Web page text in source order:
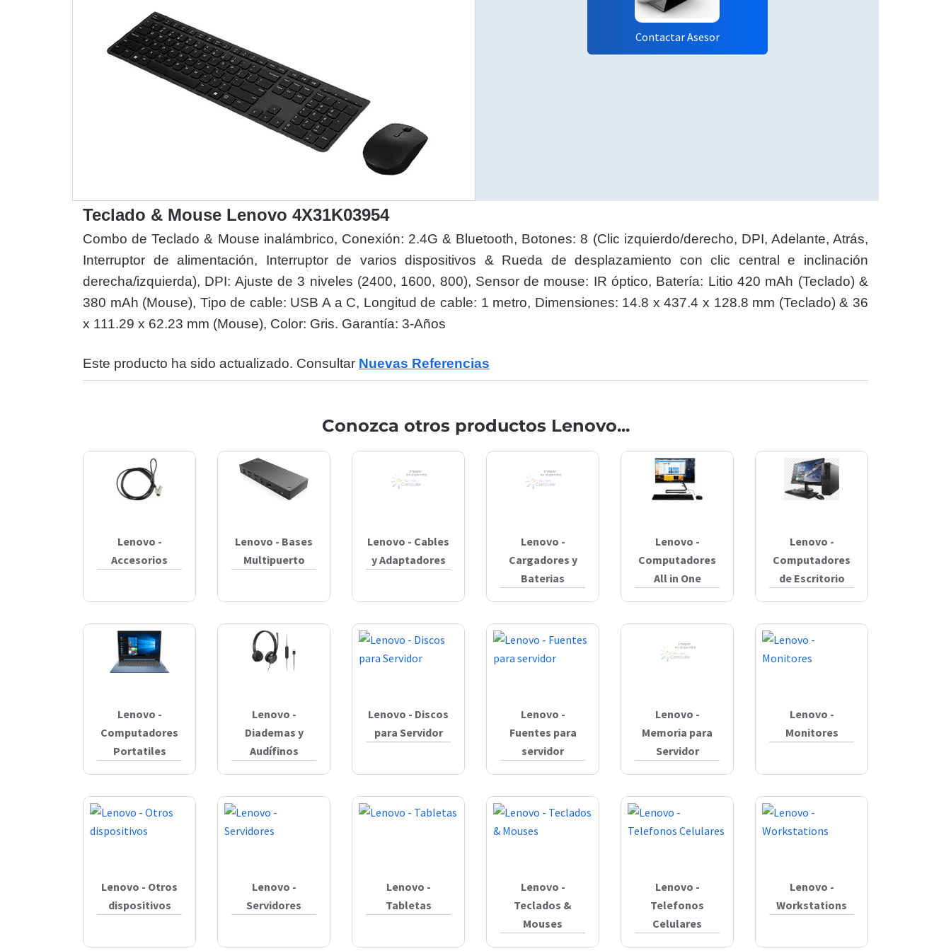
Contactar Asesor
Teclado & Mouse Lenovo 4X31K03954
Combo de Teclado & Mouse inalámbrico, Conexión: 2.4G & Bluetooth, Botones: 8 (Clic izquierdo/derecho, DPI, Adelante, Atrás,
Interruptor de alimentación, Interruptor de varios dispositivos & Rueda de desplazamiento con clic central e inclinación
derecha/izquierda), DPI: Ajuste de 3 niveles (2400, 1600, 800), Sensor de mouse: IR óptico, Batería: Litio 420 mAh (Teclado) &
380 mAh (Mouse), Tipo de cable: USB A a C, Longitud de cable: 1 metro, Dimensiones: 14.8 x 437.4 x 128.8 mm (Teclado) & 36
x 111.29 x 62.23 mm (Mouse), Color: Gris. Garantía: 3-Años
Este producto ha sido actualizado. Consultar Nuevas Referencias
Conozca otros productos Lenovo...
Lenovo -
Accesorios
Lenovo - Bases
Multipuerto
Lenovo - Cables
y Adaptadores
Lenovo -
Cargadores y
Baterias
Lenovo -
Computadores
All in One
Lenovo -
Computadores
de Escritorio
Lenovo -
Computadores
Portatiles
Lenovo -
Diademas y
Audífinos
Lenovo - Discos
para Servidor
Lenovo -
Fuentes para
servidor
Lenovo -
Memoria para
Servidor
Lenovo -
Monitores
Lenovo - Otros
dispositivos
Lenovo -
Servidores
Lenovo -
Tabletas
Lenovo -
Teclados &
Mouses
Lenovo -
Telefonos
Celulares
Lenovo -
Workstations